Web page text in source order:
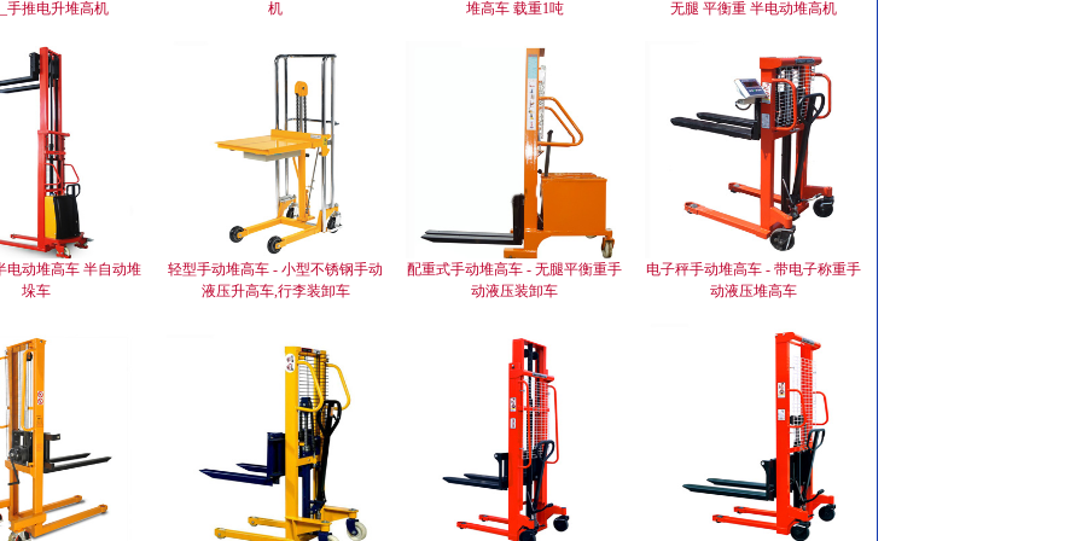
手推电升堆高机 机 堆高车 载重1吨 无腿 平衡重 半电动堆高机
电动堆高车 半自动堆
垛车
轻型手动堆高车 - 小型不锈钢手动
液压升高车,行李装卸车
配重式手动堆高车 - 无腿平衡重手
动液压装卸车
电子秤手动堆高车 - 带电子称重手
动液压堆高车